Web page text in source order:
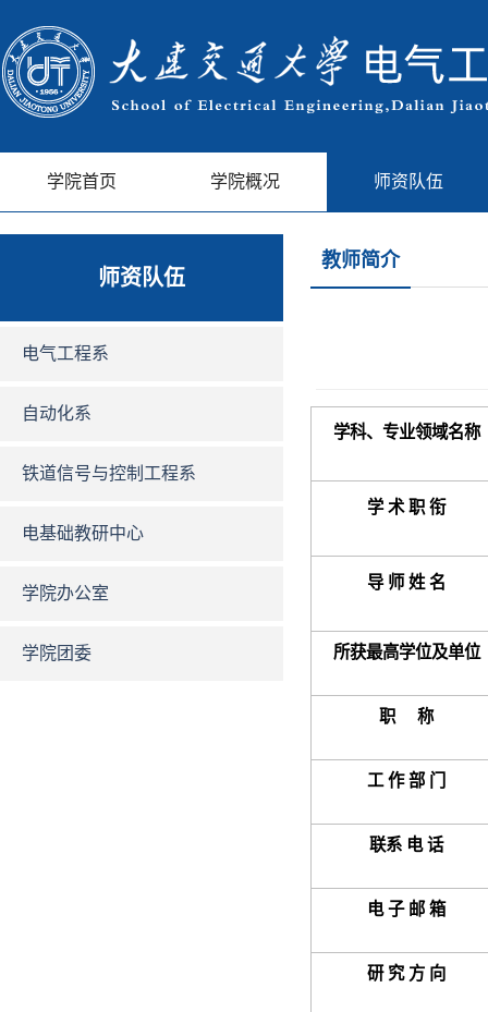
学院首页 学院概况 师资队伍
师资队伍
电气工程系
自动化系
铁道信号与控制工程系
电基础教研中心
学院办公室
学院团委
教师简介
学科、专业领域名称
学 术 职 衔
导 师 姓 名
所获最高学位及单位
职 称
工 作 部 门
联系 电 话
电 子 邮 箱
研 究 方 向